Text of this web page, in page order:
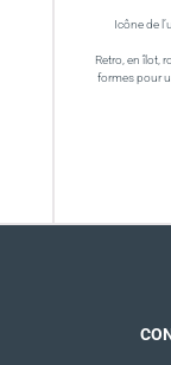
Icône de
Retro, en îlot,
formes pour